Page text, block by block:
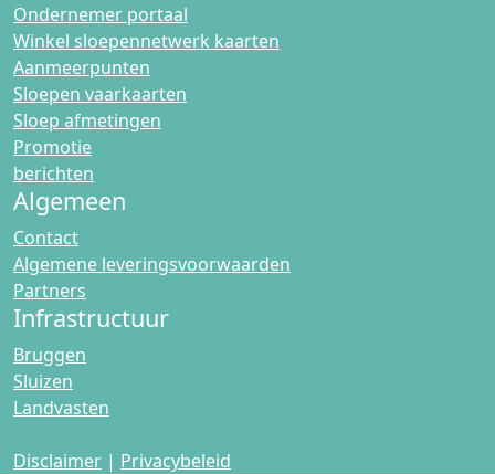
Ondernemer portaal
Winkel sloepennetwerk kaarten
Aanmeerpunten
Sloepen vaarkaarten
Sloep afmetingen
Promotie
berichten
Algemeen
Contact
Algemene leveringsvoorwaarden
Partners
Infrastructuur
Bruggen
Sluizen
Landvasten
Disclaimer | Privacybeleid